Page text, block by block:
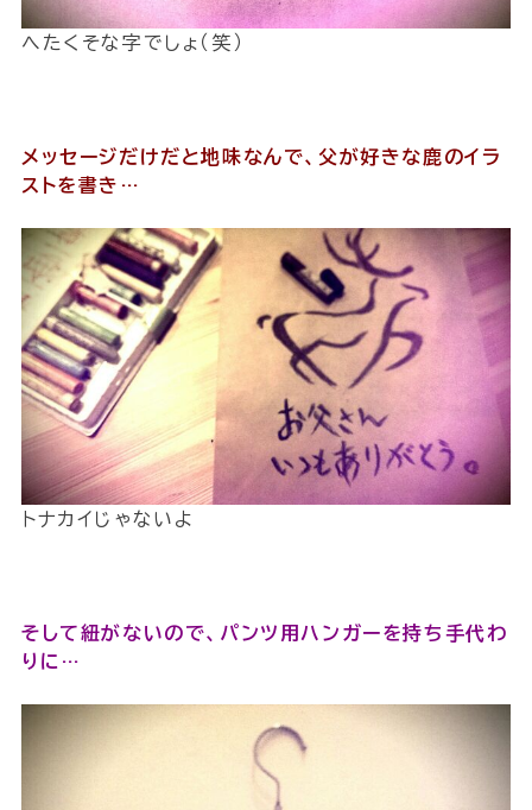
へたくそな字でしょ（笑）
メッセージだけだと地味なんで、父が好きな鹿のイラ
ストを書き…
トナカイじゃないよ
そして紐がないので、パンツ用ハンガーを持ち手代わ
りに…